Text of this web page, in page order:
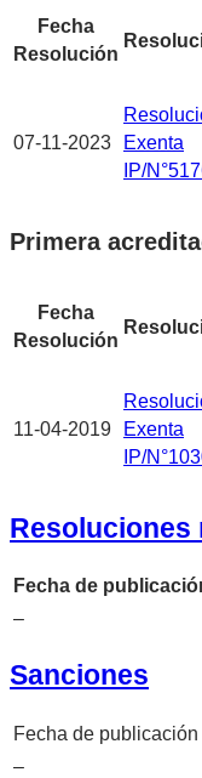
Fecha
Resolución
07-11-2023
Exenta
IP/
Primera
Fecha
Resolución
11-04-2019
Exenta
IP/
Resoluciones
Fecha de
–
Sanciones
Fecha de publicación
–